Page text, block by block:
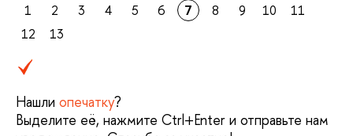
1 2 3 4 5 6 7 8 9 10
11
12
13
Нашли опечатку?
Выделите её, нажмите Ctrl+Enter и отправьте нам